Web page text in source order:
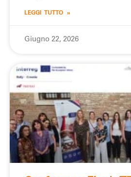
LEGGI TUTTO »
Giugno 22, 2026